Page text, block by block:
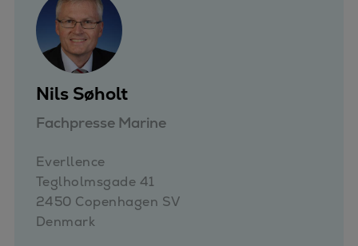
Nils Søholt
Fachpresse Marine
Everllence
Teglholmsgade 41
2450 Copenhagen SV
Denmark